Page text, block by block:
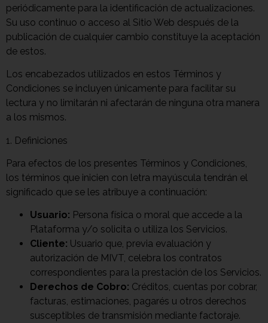
periódicamente para la identificación de actualizaciones.
Su uso continuo o acceso al Sitio Web después de la
publicación de cualquier cambio constituye la aceptación
de estos.
Los encabezados utilizados en estos Términos y
Condiciones se incluyen únicamente para facilitar su
lectura y no limitarán ni afectarán de ninguna otra manera
a los mismos.
1. Definiciones
Para efectos de los presentes Términos y Condiciones,
los términos que inicien con letra mayúscula tendrán el
significado que se les atribuye a continuación:
Usuario: Persona física o moral que accede a la
Plataforma y/o solicita o utiliza los Servicios.
Cliente: Usuario que, previa evaluación y
autorización de MIVT, celebra los contratos
correspondientes para la prestación de los Servicios.
Derechos de Cobro: Créditos, cuentas por cobrar,
facturas, estimaciones, pagarés u otros derechos
susceptibles de transmisión mediante factoraje.